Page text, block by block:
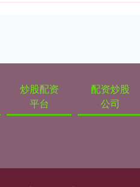
炒股配资
平台
配资炒股
公司